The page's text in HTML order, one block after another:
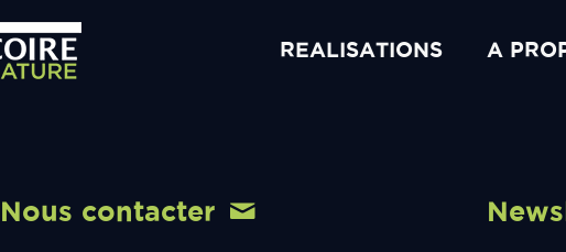
REALISATIONS A
Nous contacter